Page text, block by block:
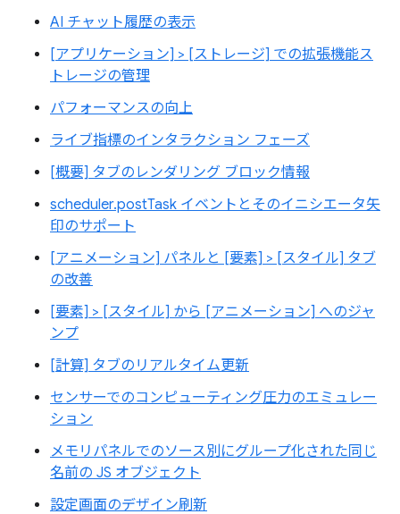
AI チャット履歴の表示
[アプリケーション] > [ストレージ] での拡張機能ス
トレージの管理
パフォーマンスの向上
ライブ指標のインタラクション フェーズ
[概要] タブのレンダリング ブロック情報
scheduler.postTask イベントとそのイニシエータ矢
印のサポート
[アニメーション] パネルと [要素] > [スタイル] タブ
の改善
[要素] > [スタイル] から [アニメーション] へのジャ
ンプ
[計算] タブのリアルタイム更新
センサーでのコンピューティング圧力のエミュレー
ション
メモリパネルでのソース別にグループ化された同じ
名前の JS オブジェクト
設定画面のデザイン刷新